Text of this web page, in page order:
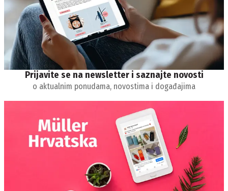
Prijavite se na newsletter i saznajte novosti
o aktualnim ponudama, novostima i događajima